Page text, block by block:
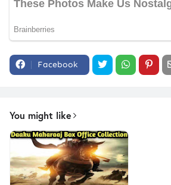
Facebook
You might like